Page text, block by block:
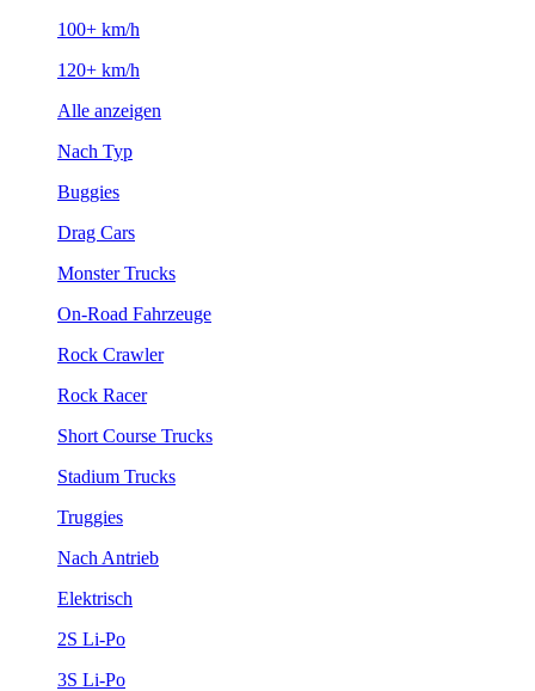
100+ km/h
120+ km/h
Alle anzeigen
Nach Typ
Buggies
Drag Cars
Monster Trucks
On-Road Fahrzeuge
Rock Crawler
Rock Racer
Short Course Trucks
Stadium Trucks
Truggies
Nach Antrieb
Elektrisch
2S Li-Po
3S Li-Po